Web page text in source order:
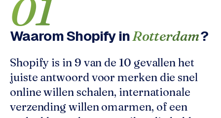
w
e
b
h
o
p
B
A
Q
o
n
t
a
01
WaaromShopifyinRotterdam?
Shopify is in 9 van de 10 gevallen het
juiste antwoord voor merken die snel
online willen schalen, internationale
verzending willen omarmen, of een